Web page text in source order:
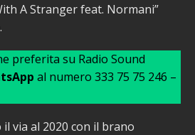
A Stranger feat. Normani”
preferita su Radio Sound
al numero 333 75 75 246 –
via al 2020 con il brano